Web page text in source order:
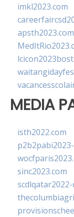
imkl2023.com
apsth2023.com
MEDIA
isth2022.com
sinc2023.com
scdlqatar2022-